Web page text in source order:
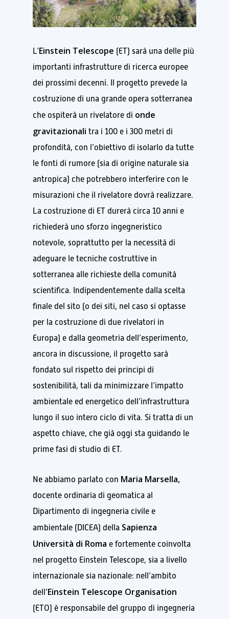
L’Einstein Telescope (ET) sarà una delle più
importanti infrastrutture di ricerca europee
dei prossimi decenni. Il progetto prevede la
costruzione di una grande opera sotterranea
che ospiterà un rivelatore di onde
gravitazionali tra i 100 e i 300 metri di
profondità, con l’obiettivo di isolarlo da tutte
le fonti di rumore (sia di origine naturale sia
antropica) che potrebbero interferire con le
misurazioni che il rivelatore dovrà realizzare.
La costruzione di ET durerà circa 10 anni e
richiederà uno sforzo ingegneristico
notevole, soprattutto per la necessità di
adeguare le tecniche costruttive in
sotterranea alle richieste della comunità
scientifica. Indipendentemente dalla scelta
finale del sito (o dei siti, nel caso si optasse
per la costruzione di due rivelatori in
Europa) e dalla geometria dell’esperimento,
ancora in discussione, il progetto sarà
fondato sul rispetto dei principi di
sostenibilità, tali da minimizzare l’impatto
ambientale ed energetico dell’infrastruttura
lungo il suo intero ciclo di vita. Si tratta di un
aspetto chiave, che già oggi sta guidando le
prime fasi di studio di ET.
Ne abbiamo parlato con Maria Marsella,
docente ordinaria di geomatica al
Dipartimento di ingegneria civile e
ambientale (DICEA) della Sapienza
Università di Roma e fortemente coinvolta
nel progetto Einstein Telescope, sia a livello
internazionale sia nazionale: nell’ambito
dell’Einstein Telescope Organisation
(ETO) è responsabile del gruppo di ingegneria